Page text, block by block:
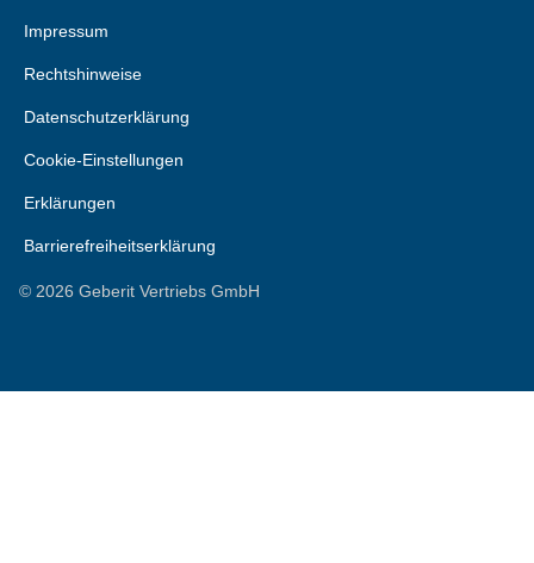
Impressum
Rechtshinweise
Datenschutzerklärung
Cookie-Einstellungen
Erklärungen
Barrierefreiheitserklärung
© 2026 Geberit Vertriebs GmbH